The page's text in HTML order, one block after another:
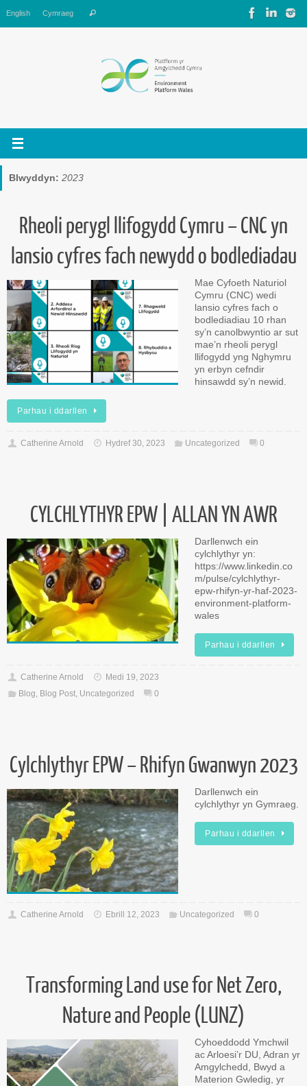
to
content
English Cymraeg Search
Blwyddyn: 2023
Rheoli perygl llifogydd Cymru – CNC yn
lansio cyfres fach newydd o bodlediadau
Mae Cyfoeth Naturiol
Cymru (CNC) wedi
lansio cyfres fach o
bodlediadiau 10 rhan
sy’n canolbwyntio ar sut
mae’n rheoli perygl
llifogydd yng Nghymru
yn erbyn cefndir
hinsawdd sy’n newid.
Parhau i ddarllen
Catherine Arnold Hydref 30, 2023 Uncategorized 0
CYLCHLYTHYR EPW | ALLAN YN AWR
Darllenwch ein
cylchlythyr yn:
https://www.linkedin.co
m/pulse/cylchlythyr-
epw-rhifyn-yr-haf-2023-
environment-platform-
wales
Parhau i ddarllen
Catherine Arnold
Medi 19, 2023
Blog, Blog Post, Uncategorized 0
Cylchlythyr EPW – Rhifyn Gwanwyn 2023
Darllenwch ein
cylchlythyr yn Gymraeg.
Parhau i ddarllen
Catherine Arnold Ebrill 12, 2023 Uncategorized 0
Transforming Land use for Net Zero,
Nature and People (LUNZ)
Cyhoeddodd Ymchwil
ac Arloesi’r DU, Adran yr
Amgylchedd, Bwyd a
Materion Gwledig, yr